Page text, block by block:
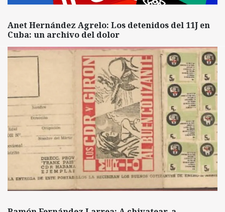
Anet Hernández Agrelo: Los detenidos del 11J en
Cuba: un archivo del dolor